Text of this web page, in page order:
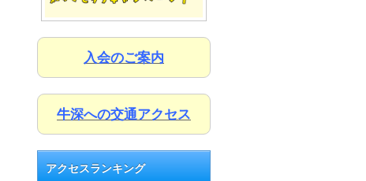
入会のご案内
牛深への交通アクセス
アクセスランキング